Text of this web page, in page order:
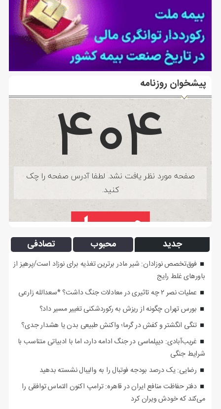
پیشخوان روزنامه
جدید محبوب تصادفی
فوق‌تخصص نوزادان: شیر مادر برترین تغذیه برای نوزاد است/پرهیز از
باورهای غلط رایج
عملیات نصر ۲ چه تاثیری در معادلات جنگ داشت؟ *سعدالله زارعی
بورس تهران چگونه از ریزش به رکوردشکنی تغییر مسیر داد؟
تنگی انگشتر و کفش در گرما؛ واکنش طبیعی بدن یا هشدار جدی؟
غریب‌آبادی: دیپلماسی در جنگ ادامه دارد، اما با ادبیاتی متناسب با
شرایط جنگی
رضایی: یک درصد بودجه فوتبال را به والیبال نشسته بدهید
دفتر حفاظت منافع ایران در قاهره: ترامپ اکنون التماس توافقی را
می‌کند که خودش ویران کرد